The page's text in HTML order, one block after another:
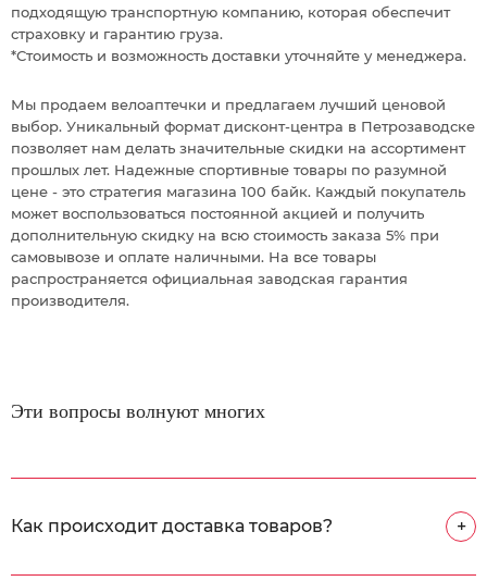
подходящую транспортную компанию, которая обеспечит
страховку и гарантию груза.
*Стоимость и возможность доставки уточняйте у менеджера.
Мы продаем велоаптечки и предлагаем лучший ценовой
выбор. Уникальный формат дисконт-центра в Петрозаводске
позволяет нам делать значительные скидки на ассортимент
прошлых лет. Надежные спортивные товары по разумной
цене - это стратегия магазина 100 байк. Каждый покупатель
может воспользоваться постоянной акцией и получить
дополнительную скидку на всю стоимость заказа 5% при
самовывозе и оплате наличными. На все товары
распространяется официальная заводская гарантия
производителя.
Эти вопросы волнуют многих
Как происходит доставка товаров? +